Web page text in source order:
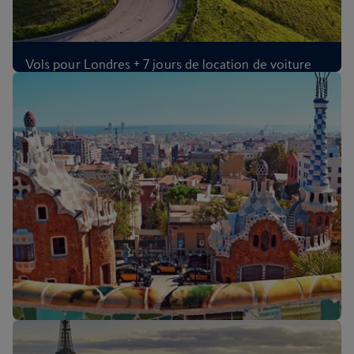
Vols pour Londres + 7 jours de location de voiture
Par personne